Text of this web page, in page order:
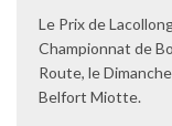
Le Prix de
Championnat de
Route, le
Belfort Miotte.